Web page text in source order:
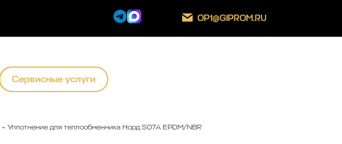
OP1@GIPROM.RU
Сервисные услуги
Уплотнение для теплообменника Норд S07A EPDM/NBR